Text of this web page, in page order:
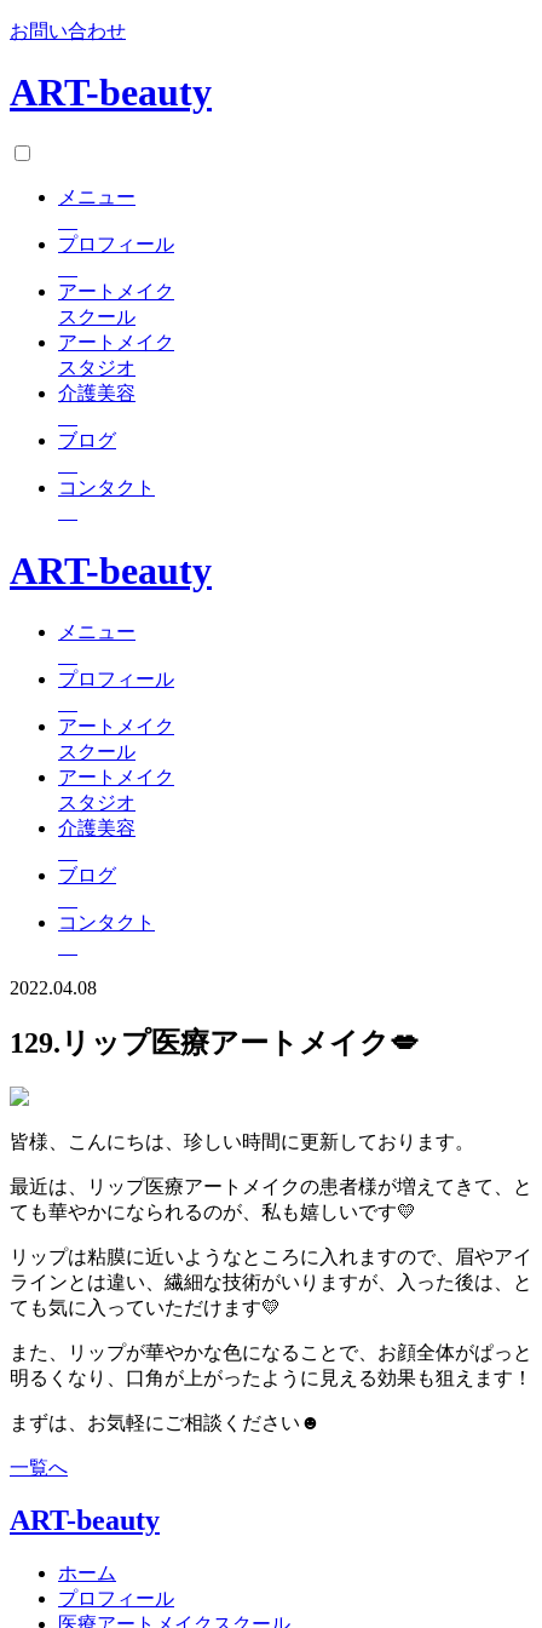
お問い合わせ
ART-beauty
メニュー
プロフィール
アートメイク
スクール
アートメイク
スタジオ
介護美容
ブログ
コンタクト
ART-beauty
メニュー
プロフィール
アートメイク
スクール
アートメイク
スタジオ
介護美容
ブログ
コンタクト
2022.04.08
129.リップ医療アートメイク💋
皆様、こんにちは、珍しい時間に更新しております。
最近は、リップ医療アートメイクの患者様が増えてきて、と
ても華やかになられるのが、私も嬉しいです💛
リップは粘膜に近いようなところに入れますので、眉やアイ
ラインとは違い、繊細な技術がいりますが、入った後は、と
ても気に入っていただけます💛
また、リップが華やかな色になることで、お顔全体がぱっと
明るくなり、口角が上がったように見える効果も狙えます！
まずは、お気軽にご相談ください☻
一覧へ
ART-beauty
ホーム
プロフィール